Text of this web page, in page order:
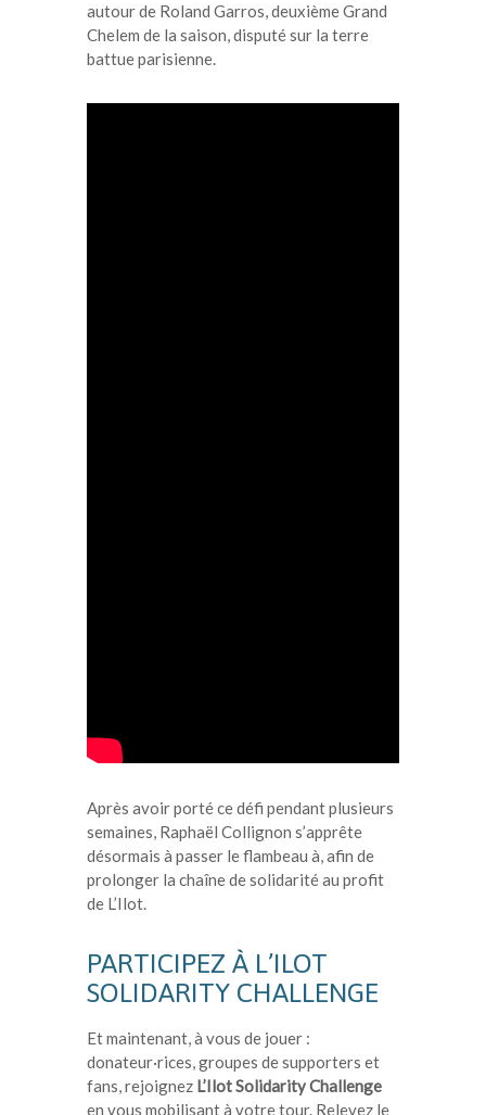
autour de Roland Garros, deuxième Grand
Chelem de la saison, disputé sur la terre
battue parisienne.
Après avoir porté ce défi pendant plusieurs
semaines, Raphaël Collignon s’apprête
désormais à passer le flambeau à, afin de
prolonger la chaîne de solidarité au profit
de L’Ilot.
PARTICIPEZ À L’ILOT
SOLIDARITY CHALLENGE
Et maintenant, à vous de jouer :
donateur·rices, groupes de supporters et
fans, rejoignez L’Ilot Solidarity Challenge
en vous mobilisant à votre tour. Relevez le